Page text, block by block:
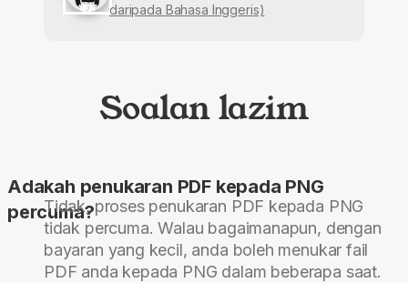
daripada Bahasa Inggeris)
Soalan lazim
Adakah penukaran PDF kepada PNG
percuma?
Tidak, proses penukaran PDF kepada PNG
tidak percuma. Walau bagaimanapun, dengan
bayaran yang kecil, anda boleh menukar fail
PDF anda kepada PNG dalam beberapa saat.